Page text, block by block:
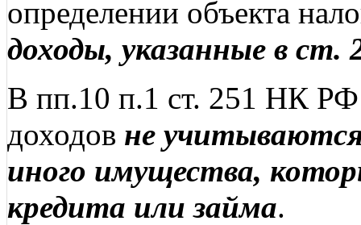
определении объекта
доходы, указанные в
В пп.10 п.1 ст. 251 НК РФ
доходов не учитываются
иного имущества,
кредита или займа.